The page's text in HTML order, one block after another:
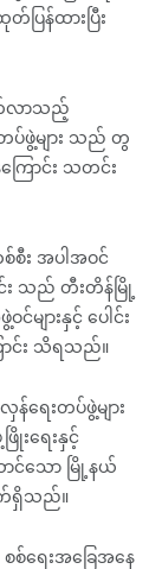
ြန်ထားပြီး
လာသည့်
တပ်ဖွဲ့များ သည် တွ
ောင်း သတင်း
း အပါအဝင်
း သည် တီးတိန်မြို့
များနှင့် ပေါင်း
င်း သိရသည်။
ရေးတပ်ဖွဲ့များ
းရေးနှင့်
ောင်သော မြို့နယ်
ရှိသည်။
စ်ရေးအခြေအနေ